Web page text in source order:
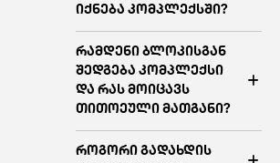
იქნება კომპლექსში?
რამდენი ბლოკისგან
შედგება კომპლექსი
და რას მოიცავს
თითოეული მათგანი?
როგორი გადახდის